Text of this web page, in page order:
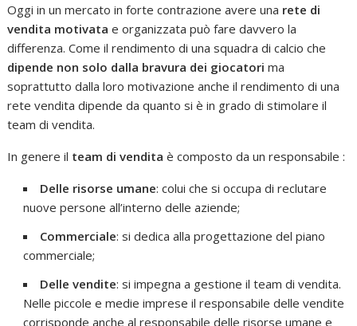
Oggi in un mercato in forte contrazione avere una rete di
vendita motivata e organizzata può fare davvero la
differenza. Come il rendimento di una squadra di calcio che
dipende non solo dalla bravura dei giocatori ma
soprattutto dalla loro motivazione anche il rendimento di una
rete vendita dipende da quanto si è in grado di stimolare il
team di vendita.
In genere il team di vendita è composto da un responsabile :
Delle risorse umane: colui che si occupa di reclutare
nuove persone all’interno delle aziende;
Commerciale: si dedica alla progettazione del piano
commerciale;
Delle vendite: si impegna a gestione il team di vendita.
Nelle piccole e medie imprese il responsabile delle vendite
corrisponde anche al responsabile delle risorse umane e